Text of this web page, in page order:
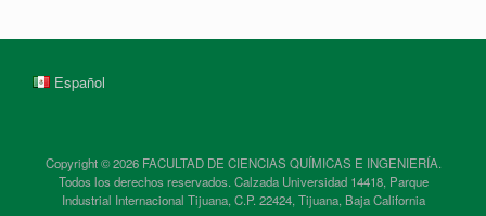
Español
Copyright © 2026 FACULTAD DE CIENCIAS QUÍMICAS E INGENIERÍA.
Todos los derechos reservados. Calzada Universidad 14418, Parque
Industrial Internacional Tijuana, C.P. 22424, Tijuana, Baja California